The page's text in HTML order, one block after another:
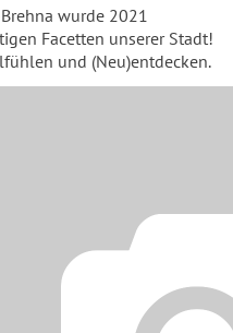
wurde 2021
Facetten unserer Stadt!
und (Neu)entdecken.